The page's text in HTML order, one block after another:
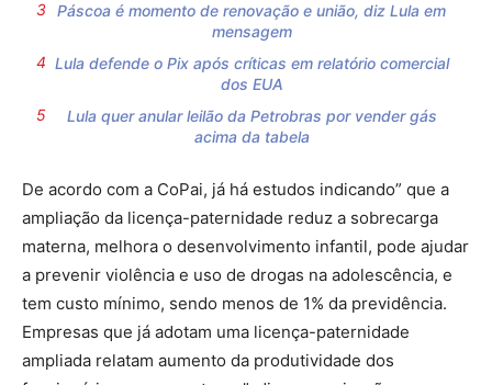
Páscoa é momento de renovação e união, diz Lula em
mensagem
Lula defende o Pix após críticas em relatório comercial
dos EUA
Lula quer anular leilão da Petrobras por vender gás
acima da tabela
De acordo com a CoPai, já há estudos indicando” que a
ampliação da licença-paternidade reduz a sobrecarga
materna, melhora o desenvolvimento infantil, pode ajudar
a prevenir violência e uso de drogas na adolescência, e
tem custo mínimo, sendo menos de 1% da previdência.
Empresas que já adotam uma licença-paternidade
ampliada relatam aumento da produtividade dos